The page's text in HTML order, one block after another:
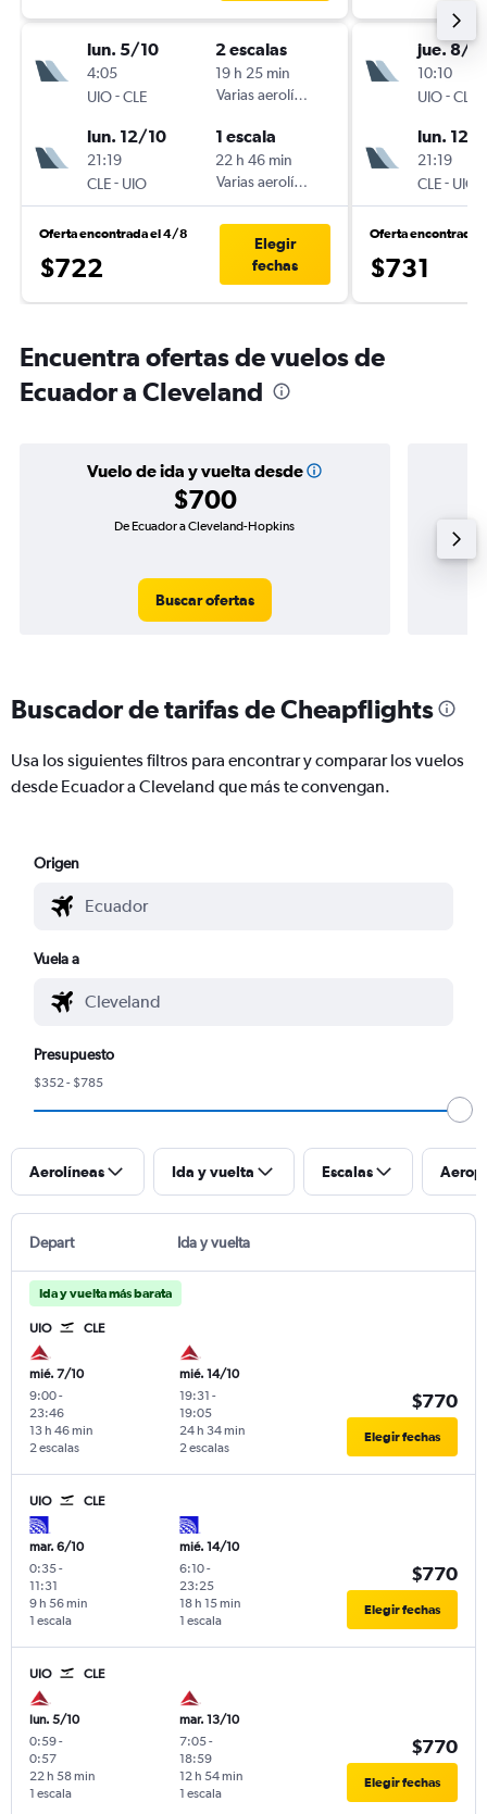
lun. 5/10
4:05
UIO-CLE
2 escalas
19 h 25 min
Varias aerolíneas
lun. 12/10
21:19
CLE- UIO
1 escala
22 h 46 min
Varias aerolíneas
Oferta encontrada el 4/8
$722
Elegir
fechas
jue. 8/
10:10
UIO-CLE
lun. 12/
21:19
CLE- UIO
Oferta encontrada
$731
Encuentra ofertas de vuelos de
Ecuador a Cleveland
Vuelo de ida y vuelta desde
$700
De Ecuador a Cleveland-Hopkins
Buscar ofertas
Buscador de tarifas de Cheapflights
Usa los siguientes filtros para encontrar y comparar los vuelos
desde Ecuador a Cleveland que más te convengan.
Origen
Vuela a
Presupuesto
$352 - $785
Aerolíneas Ida y vuelta Escalas
Depart Ida y vuelta
Ida y vuelta más barata
UIO CLE
mié. 7/10
9:00-
23:46
2 escalas
13 h 46 min
mié. 14/10
19:31 -
19:05
2 escalas
24 h 34 min
$770
Elegir fechas
UIO CLE
mar. 6/10
0:35-
11:31
1 escala
9 h 56 min
mié. 14/10
6:10-
23:25
1 escala
18 h 15 min
$770
Elegir fechas
UIO CLE
lun. 5/10
0:59-
0:57
1 escala
22 h 58 min
mar. 13/10
7:05-
18:59
1 escala
12 h 54 min
$770
Elegir fechas